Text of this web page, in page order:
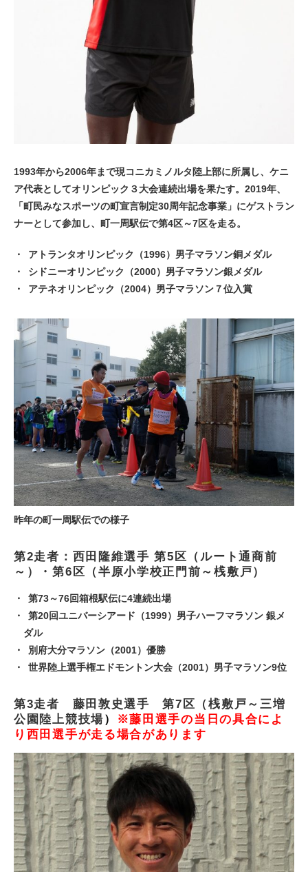
1993年から2006年まで現コニカミノルタ陸上部に所属し、ケニ
ア代表としてオリンピック３大会連続出場を果たす。2019年、
「町民みなスポーツの町宣言制定30周年記念事業」にゲストラン
ナーとして参加し、町一周駅伝で第4区～7区を走る。
アトランタオリンピック（1996）男子マラソン銅メダル
シドニーオリンピック（2000）男子マラソン銀メダル
アテネオリンピック（2004）男子マラソン７位入賞
昨年の町一周駅伝での様子
第2走者：西田隆維選手 第5区（ルート通商前
～）・第6区（半原小学校正門前～桟敷戸）
第73～76回箱根駅伝に4連続出場
第20回ユニバーシアード（1999）男子ハーフマラソン 銀メ
ダル
別府大分マラソン（2001）優勝
世界陸上選手権エドモントン大会（2001）男子マラソン9位
第3走者 藤田敦史選手 第7区（桟敷戸～三増
公園陸上競技場）
※藤田選手の当日の具合によ
り西田選手が走る場合があります